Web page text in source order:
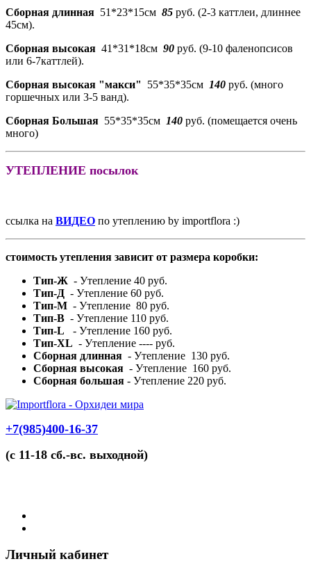
Сборная длинная 51*23*15см 85 руб. (2-3 каттлеи, длиннее
45см).
Сборная высокая 41*31*18см 90 руб. (9-10 фаленопсисов
или 6-7каттлей).
Сборная высокая "макси"
55*35*35см 140 руб. (много
горшечных или 3-5 ванд).
Сборная Большая 55*35*35см 140 руб. (помещается очень
много)
УТЕПЛЕНИЕ посылок
ссылка на ВИДЕО по утеплению by importflora :)
стоимость утепления зависит от размера коробки:
Тип-Ж - Утепление 40 руб.
Тип-Д - Утепление 60 руб.
Тип-М - Утепление 80 руб.
Тип-В - Утепление 110 руб.
Тип-L - Утепление 160 руб.
Тип-XL - Утепление ---- руб.
Сборная длинная - Утепление 130 руб.
Сборная высокая - Утепление 160 руб.
Сборная большая - Утепление 220 руб.
+7(985)400-16-37
(с 11-18 сб.-вс. выходной)
Личный кабинет